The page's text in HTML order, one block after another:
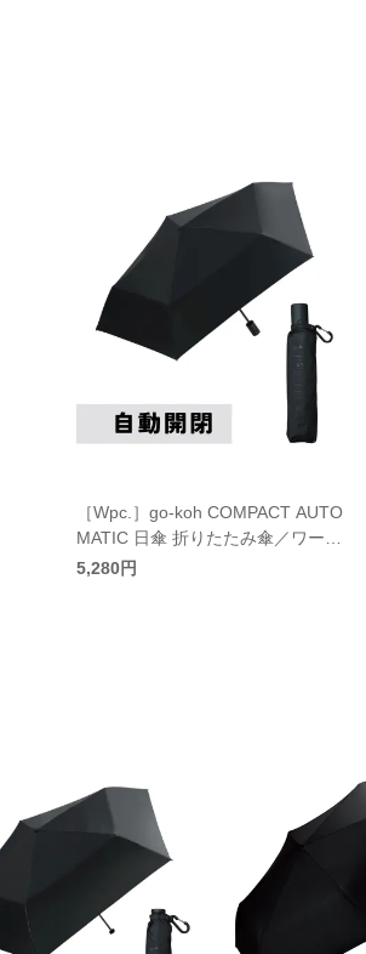
［Wpc.］go-koh COMPACT AUTO
MATIC 日傘 折りたたみ傘／ワール
ドパーティー
5,280円